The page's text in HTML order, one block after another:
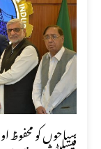
سیاحوں کو محفوظ